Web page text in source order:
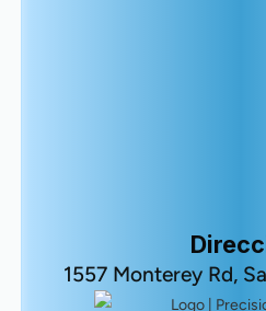
1557 Monterey Rd,